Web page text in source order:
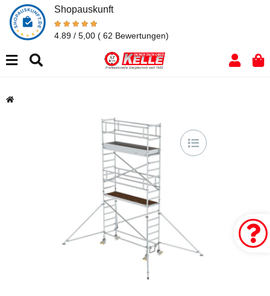
Shopauskunft
4.89 / 5,00 ( 62 Bewertungen)